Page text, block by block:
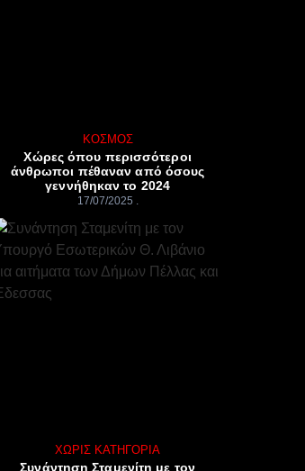
ΚΌΣΜΟΣ
Χώρες όπου περισσότεροι
άνθρωποι πέθαναν από όσους
γεννήθηκαν το 2024
17/07/2025
ΧΩΡΊΣ ΚΑΤΗΓΟΡΊΑ
Συνάντηση Σταμενίτη με τον